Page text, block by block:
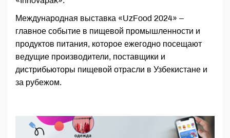
Международная выставка «UzFood 2024» –
главное событие в пищевой промышленности и
продуктов питания, которое ежегодно посещают
ведущие производители, поставщики и
дистрибьюторы пищевой отрасли в Узбекистане и
за рубежом.